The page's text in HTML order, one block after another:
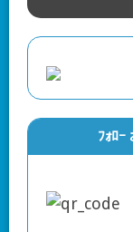
ﾌｫﾛｰ